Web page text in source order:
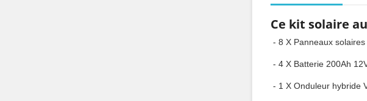
Ce kit solaire
- 8 X Panneaux
- 4 X Batterie 200Ah
- 1 X Onduleur hybride